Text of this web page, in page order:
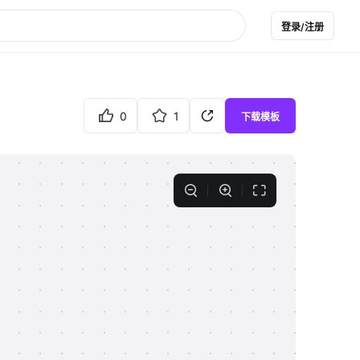
登录/注册
0 1 下载模板